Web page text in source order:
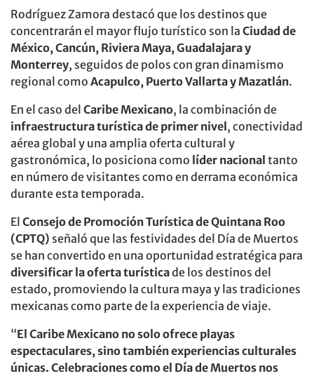
Rodríguez Zamora destacó que los destinos que
concentrarán el mayor flujo turístico son la Ciudad de
México, Cancún, Riviera Maya, Guadalajara y
Monterrey, seguidos de polos con gran dinamismo
regional como Acapulco, Puerto Vallarta y Mazatlán.
En el caso del Caribe Mexicano, la combinación de
infraestructura turística de primer nivel , conectividad
aérea global y una amplia oferta cultural y
gastronómica, lo posiciona como líder nacional tanto
en número de visitantes como en derrama económica
durante esta temporada.
El Consejo de Promoción Turística de Quintana Roo
(CPTQ) señaló que las festividades del Día de Muertos
se han convertido en una oportunidad estratégica para
diversificar la oferta turísticade los destinos del
estado, promoviendo la cultura maya y las tradiciones
mexicanas como parte de la experiencia de viaje.
“El Caribe Mexicano no solo ofrece playas
espectaculares, sino también experiencias culturales
únicas. Celebraciones como el Día de Muertos nos